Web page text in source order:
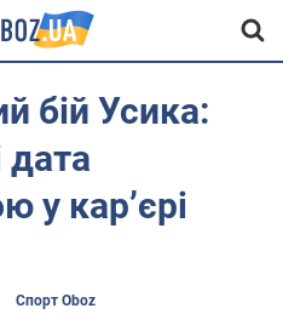
бій Усика:
дата
у кар’єрі
Спорт Oboz